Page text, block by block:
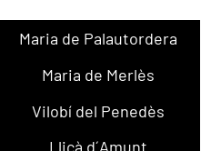
Maria de Palautordera
Maria de Merlès
Vilobí del Penedès
Lliçà d´Amunt